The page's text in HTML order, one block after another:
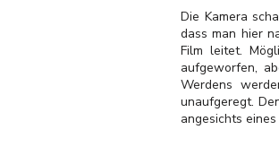
Die Kamera
dass man hier
Film leitet.
aufgeworfen,
Werdens
unaufgeregt.
angesichts